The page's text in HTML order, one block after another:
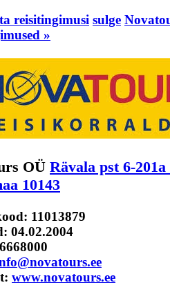
reisitingimusi sulge
»
OÜ Rävala pst 6-
10143
11013879
04.02.2004
6668000
www.novatours.ee